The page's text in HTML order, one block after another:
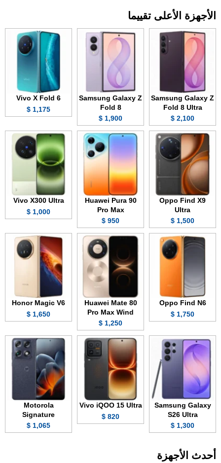
الأجهزة الأعلى تقييما
Samsung Galaxy Z
Fold 8 Ultra
2,100 $
Samsung Galaxy Z
Fold 8
1,900 $
Vivo X Fold 6
1,175 $
Oppo Find X9
Ultra
1,500 $
Huawei Pura 90
Pro Max
950 $
Vivo X300 Ultra
1,000 $
Oppo Find N6
1,750 $
Huawei Mate 80
Pro Max Wind
1,250 $
Honor Magic V6
1,650 $
Samsung Galaxy
S26 Ultra
1,300 $
Vivo iQOO 15 Ultra
820 $
Motorola
Signature
1,065 $
أحدث الأجهزة